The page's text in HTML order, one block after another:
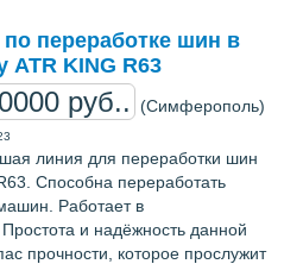
переработке шин в
ATR KING R63
руб.. (Симферополь)
линия для переработки шин
Способна переработать
Работает в
и надёжность данной
прочности, которое прослужит